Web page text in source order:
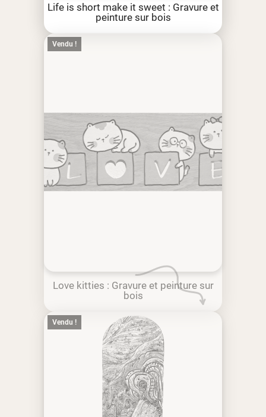
Life is short make it sweet : Gravure et
peinture sur bois
Vendu !
Love kitties : Gravure et peinture sur
bois
Vendu !